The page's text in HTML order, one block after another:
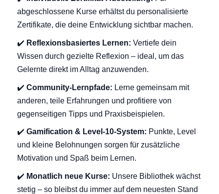
abgeschlossene Kurse erhältst du personalisierte
Zertifikate, die deine Entwicklung sichtbar machen.
✔️ Reflexionsbasiertes Lernen: Vertiefe dein
Wissen durch gezielte Reflexion – ideal, um das
Gelernte direkt im Alltag anzuwenden.
✔️ Community-Lernpfade: Lerne gemeinsam mit
anderen, teile Erfahrungen und profitiere von
gegenseitigen Tipps und Praxisbeispielen.
✔️ Gamification & Level-10-System: Punkte, Level
und kleine Belohnungen sorgen für zusätzliche
Motivation und Spaß beim Lernen.
✔️ Monatlich neue Kurse: Unsere Bibliothek wächst
stetig – so bleibst du immer auf dem neuesten Stand